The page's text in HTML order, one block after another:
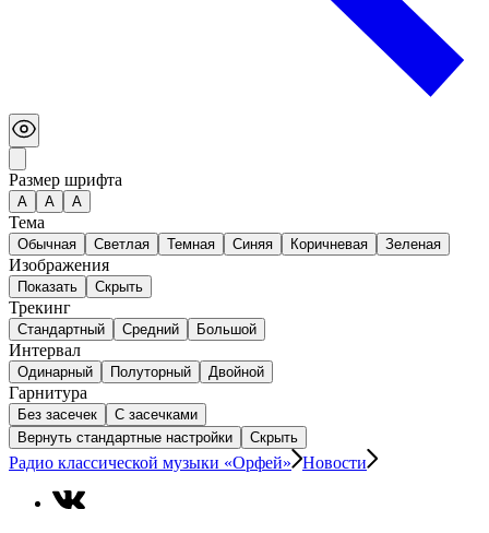
Размер шрифта
А A A
Тема
Обычная Светлая Темная Синяя Коричневая Зеленая
Изображения
Показать Скрыть
Трекинг
Стандартный Средний Большой
Интервал
Одинарный Полуторный Двойной
Гарнитура
Без засечек
С засечками
Вернуть стандартные настройки
Скрыть
Радио классической музыки «Орфей» Новости